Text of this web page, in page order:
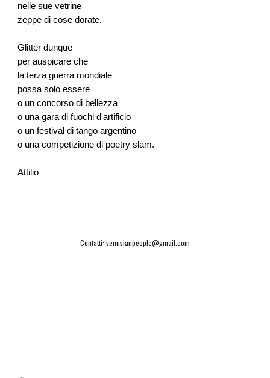
nelle sue vetrine
zeppe di cose dorate.
Glitter dunque
per auspicare che
la terza guerra mondiale
possa solo essere
o un concorso di bellezza
o una gara di fuochi d'artificio
o un festival di tango argentino
o una competizione di poetry slam.
Attilio
Contatti: venusianpeople@gmail.com